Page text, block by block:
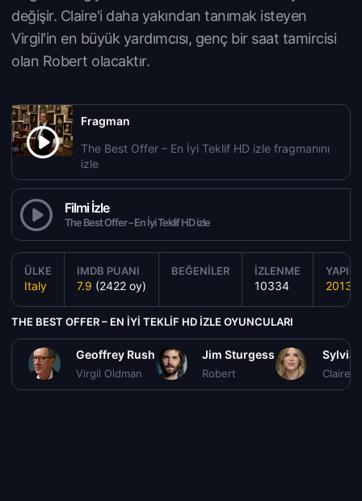
değişir. Claire'i daha yakından tanımak isteyen
Virgil'in en büyük yardımcısı, genç bir saat tamircisi
olan Robert olacaktır.
Fragman
The Best Offer – En İyi Teklif HD izle fragmanını
izle
Filmi İzle
The Best Offer – En İyi Teklif HD izle
ÜLKE
Italy
IMDB PUANI
7.9 (2422 oy)
BEĞENILER İZLENME
10334
YAPIM
2013
THE BEST OFFER – EN İYI TEKLIF HD IZLE OYUNCULARI
Geoffrey Rush
Virgil Oldman
Jim Sturgess
Robert
Sylvia
Claire